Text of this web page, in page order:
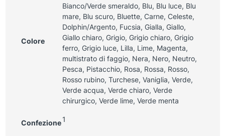
Colore
Bianco/Verde smeraldo, Blu, Blu luce, Blu
mare, Blu scuro, Bluette, Carne, Celeste,
Dolphin/Argento, Fucsia, Gialla, Giallo,
Giallo chiaro, Grigio, Grigio chiaro, Grigio
ferro, Grigio luce, Lilla, Lime, Magenta,
multistrato di faggio, Nera, Nero, Neutro,
Pesca, Pistacchio, Rosa, Rossa, Rosso,
Rosso rubino, Turchese, Vaniglia, Verde,
Verde acqua, Verde chiaro, Verde
chirurgico, Verde lime, Verde menta
Confezione 1